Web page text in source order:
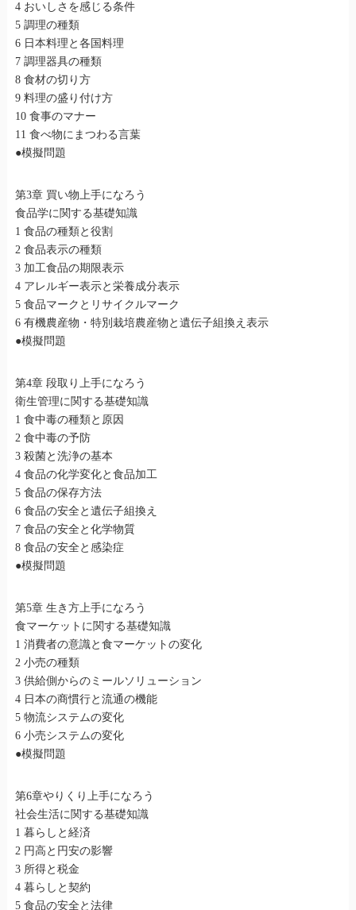
4 おいしさを感じる条件
5 調理の種類
6 日本料理と各国料理
7 調理器具の種類
8 食材の切り方
9 料理の盛り付け方
10 食事のマナー
11 食べ物にまつわる言葉
●模擬問題
第3章 買い物上手になろう
食品学に関する基礎知識
1 食品の種類と役割
2 食品表示の種類
3 加工食品の期限表示
4 アレルギー表示と栄養成分表示
5 食品マークとリサイクルマーク
6 有機農産物・特別栽培農産物と遺伝子組換え表示
●模擬問題
第4章 段取り上手になろう
衛生管理に関する基礎知識
1 食中毒の種類と原因
2 食中毒の予防
3 殺菌と洗浄の基本
4 食品の化学変化と食品加工
5 食品の保存方法
6 食品の安全と遺伝子組換え
7 食品の安全と化学物質
8 食品の安全と感染症
●模擬問題
第5章 生き方上手になろう
食マーケットに関する基礎知識
1 消費者の意識と食マーケットの変化
2 小売の種類
3 供給側からのミールソリューション
4 日本の商慣行と流通の機能
5 物流システムの変化
6 小売システムの変化
●模擬問題
第6章やりくり上手になろう
社会生活に関する基礎知識
1 暮らしと経済
2 円高と円安の影響
3 所得と税金
4 暮らしと契約
5 食品の安全と法律